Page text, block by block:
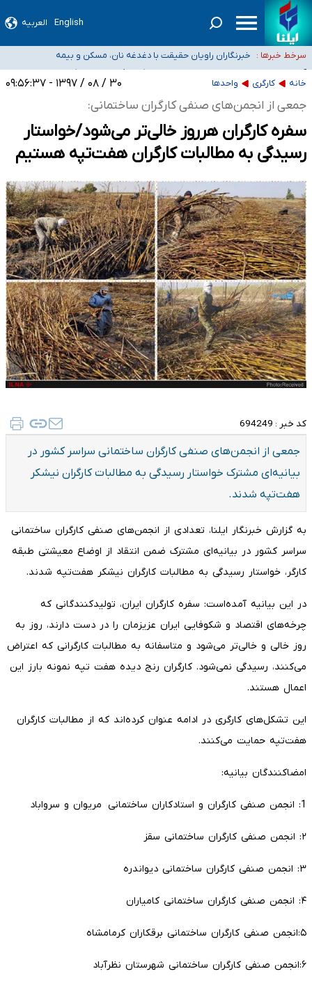
English العربیه
سرخط خبرها :
تعویق آزمون ورودی دکترای تخصصی فرماندهی صحنه عملیات و دکترای تخصصی
جغرافیای نظامی دافوس آجاخبرنگاران راویان حقیقت با دغدغه نان، مسکن و بیمه
آخرین وضعیت شیوع عفونت‌های تنفسی در کشور/ خوزستان و
کرمان بالاتر از آستانه هشدار
هیچ پرستاری بازداشت یا اخراج نشده است/ از رئیس جمهور خواستیم ورود کند
ثبت‌نام بخش عمده دانش‌آموزان مدارس ایرانی امارات در کشور/ درباره محصلان
باقی‌مانده در دبی متناسب با شرایط جدید تصمیم‌گیری می‌شود
خانه کارگری واحدها ۳۰ / ۰۸ / ۱۳۹۷ - ۰۹:۵۶:۳۷
جمعی از انجمن‌های صنفی کارگران ساختمانی:
سفره کارگران هرروز خالی‌تر می‌شود/خواستار
رسیدگی به مطالبات کارگران هفت‌تپه هستیم
کد خبر : 694249
جمعی از انجمن‌های صنفی کارگران ساختمانی سراسر کشور در
بیانیه‌ای مشترک خواستار رسیدگی به مطالبات کارگران نیشکر
هفت‌تپه شدند.
به گزارش خبرنگار ایلنا، تعدادی از انجمن‌های صنفی کارگران ساختمانی
سراسر کشور در بیانیه‌ای مشترک ضمن انتقاد از اوضاع معیشتی طبقه
کارگر، خواستار رسیدگی به مطالبات کارگران نیشکر هفت‌تپه شدند.
در این بیانیه آمده‌است: سفره کارگران ایران، تولیدکنندگانی که
چرخه‌های اقتصاد و شکوفایی ایران عزیزمان را در دست دارند، روز به
روز خالی و خالی‌تر می‌شود و متاسفانه به مطالبات کارگرانی که اعتراض
می‌کنند، رسیدگی نمی‌شود. کارگران رنج دیده هفت تپه نمونه بارز این
اعمال هستند.
این تشکل‌های کارگری در ادامه عنوان کرده‌اند که از مطالبات کارگران
هفت‌تپه حمایت می‌کنند.
امضاکنندگان بیانیه:
1: انجمن صنفی کارگران و استادکاران ساختمانی مریوان و سرواباد
۲: انجمن صنفی کارگران ساختمانی سقز
۳: انجمن صنفی کارگران ساختمانی دیواندره
۴: انجمن صنفی کارگران ساختمانی کامیاران
۵:انجمن صنفی کارگران ساختمانی برقکاران کرمامشاه
۶:انجمن صنفی کارگران ساختمانی شهرستان نظرآباد